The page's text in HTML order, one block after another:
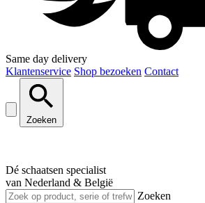
Same day delivery
Klantenservice Shop bezoeken Contact
Zoeken
Dé schaatsen specialist
van Nederland & België
Zoeken